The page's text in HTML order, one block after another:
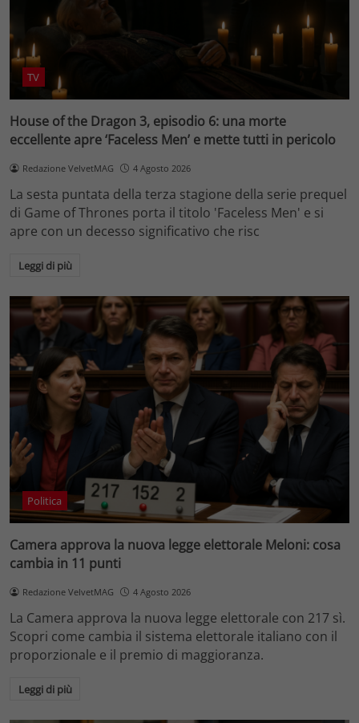
TV
House of the Dragon 3, episodio 6: una morte
eccellente apre ‘Faceless Men’ e mette tutti in pericolo
Redazione VelvetMAG 4 Agosto 2026
La sesta puntata della terza stagione della serie prequel
di Game of Thrones porta il titolo 'Faceless Men' e si
apre con un decesso significativo che risc
Leggi di più
Politica
Camera approva la nuova legge elettorale Meloni: cosa
cambia in 11 punti
Redazione VelvetMAG 4 Agosto 2026
La Camera approva la nuova legge elettorale con 217 sì.
Scopri come cambia il sistema elettorale italiano con il
proporzionale e il premio di maggioranza.
Leggi di più